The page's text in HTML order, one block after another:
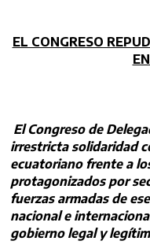
EL CONGRESO
El Congreso de
irrestricta solidaridad
ecuatoriano frente a
protagonizados por
fuerzas armadas de
nacional e
gobierno legal y